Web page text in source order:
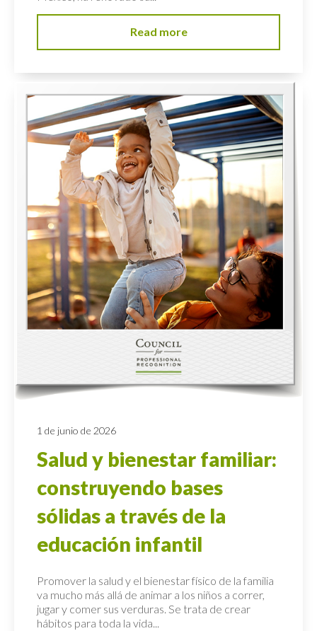
Read more
1 de junio de 2026
Salud y bienestar familiar:
construyendo bases
sólidas a través de la
educación infantil
Promover la salud y el bienestar físico de la familia
va mucho más allá de animar a los niños a correr,
jugar y comer sus verduras. Se trata de crear
hábitos para toda la vida...